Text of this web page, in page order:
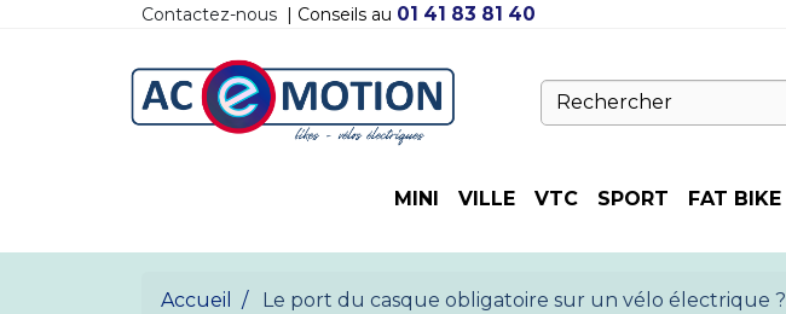
Contactez-nous | Conseils au 01 41 83 81 40
MINI VILLE VTC SPORT FAT BIKE
Accueil Le port du casque obligatoire sur un vélo électrique ?